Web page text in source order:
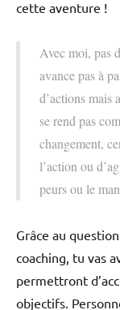
cette aventure !
Avec moi, pas
avance pas à
d’actions mais
se rend pas
changement,
l’action ou
peurs ou le
Grâce au
coaching, tu vas
permettront
objectifs.